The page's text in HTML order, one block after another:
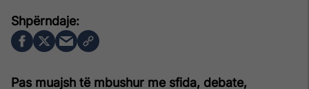
Pas muajsh të mbushur me sfida, debate,